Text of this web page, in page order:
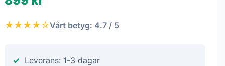
★★★★☆Vårt betyg: 4.7 / 5
Leverans: 1-3 dagar